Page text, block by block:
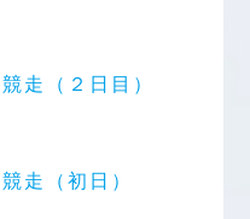
走（２日目）
走（初日）